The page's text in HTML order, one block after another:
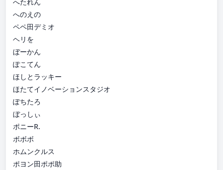
へのえの
ペペ田デミオ
ヘリを
ぼーかん
ぽこてん
ほしとラッキー
ほたてイノベーションスタジオ
ぽちたろ
ぼっしぃ
ポニーR.
ボボボ
ホムンクルス
ポヨン田ポポ助